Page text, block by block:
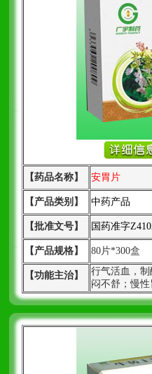
【药品名称】 安胃片
【产品类别】 中药产品
【批准文号】 国药准字
【产品规格】 80片*300盒
【功能主治】
行气活血，
闷不舒；慢性